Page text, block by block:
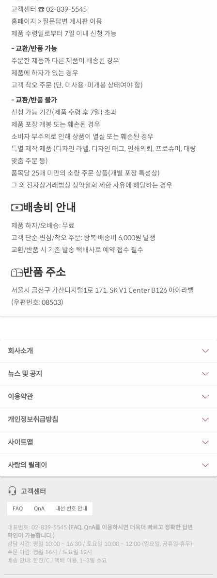
고객센터 ☎ 02-839-5545
홈페이지 > 질문답변 게시판 이용
제품 수령일로부터 7일 이내 신청 가능
- 교환/반품 가능
주문한 제품과 다른 제품이 배송된 경우
제품에 하자가 있는 경우
고객 착오 주문 (단, 미사용·미개봉 상태여야 함)
- 교환/반품 불가
신청 가능 기간(제품 수령 후 7일) 초과
제품 포장 개봉 또는 훼손된 경우
소비자 부주의로 인해 상품이 멸실 또는 훼손된 경우
특별 제작 제품 (디자인 라벨, 디자인 태그, 인쇄의뢰, 프로슈머, 대량
맞춤 주문 등)
품목당 25매 미만의 소량 주문 상품(개별 포장 특성상)
그 외 전자상거래법상 청약철회 제한 사유에 해당하는 경우
배송비 안내
제품 하자/오배송: 무료
고객 단순 변심/착오 주문: 왕복 배송비 6,000원 발생
교환/반품 시 기존 발송 택배사로 예약 접수 필수
반품 주소
서울시 금천구 가산디지털1로 171, SK V1 Center B126 아이라벨
(우편번호: 08503)
회사소개
뉴스 및 공지
이용약관
개인정보취급방침
사이트맵
사랑의 릴레이
고객센터
FAQ QnA 내선 번호 안내
대표번호: 02-839-5545 (FAQ, QnA를 이용하시면 더욱더 빠르고 정확한 답변
확인이 가능합니다.)
상담 시간: 평일 10:00 ~ 16:30 / 토요일 10:00 ~ 12:00 (일요일, 공휴일 휴무)
주문 마감: 평일 16시 / 토요일 12시
배송 안내: 한진/CJ 택배 이용, 1~3일 소요